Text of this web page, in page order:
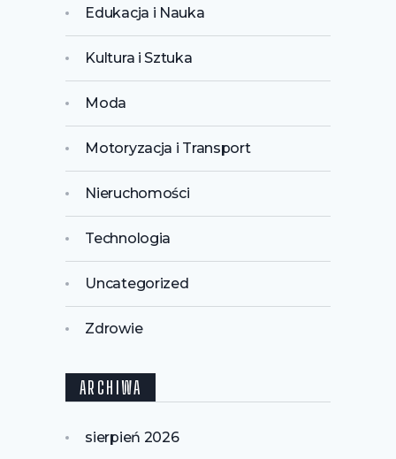
Edukacja i Nauka
Kultura i Sztuka
Moda
Motoryzacja i Transport
Nieruchomości
Technologia
Uncategorized
Zdrowie
ARCHIWA
sierpień 2026